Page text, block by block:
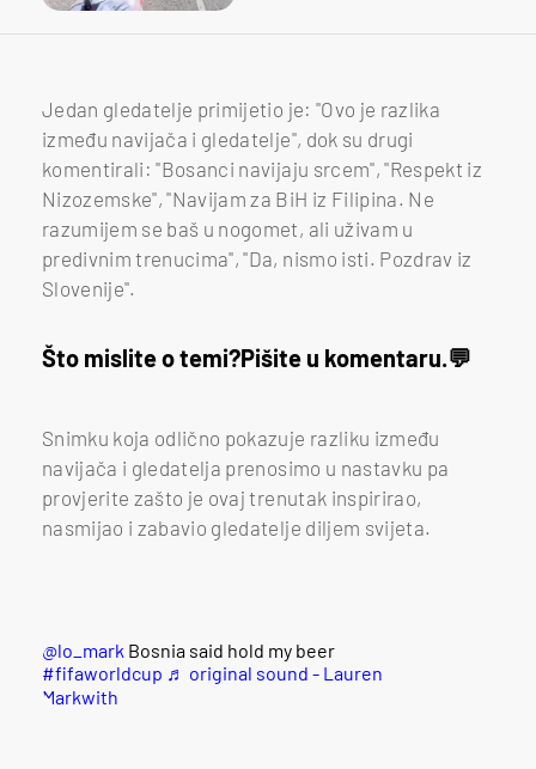
Jedan gledatelje primijetio je: "Ovo je razlika
između navijača i gledatelje", dok su drugi
komentirali: "Bosanci navijaju srcem", "Respekt iz
Nizozemske", "Navijam za BiH iz Filipina. Ne
razumijem se baš u nogomet, ali uživam u
predivnim trenucima", "Da, nismo isti. Pozdrav iz
Slovenije".
Što mislite o temi?Pišite u komentaru.
Snimku koja odlično pokazuje razliku između
navijača i gledatelja prenosimo u nastavku pa
provjerite zašto je ovaj trenutak inspirirao,
nasmijao i zabavio gledatelje diljem svijeta.
@lo_mark Bosnia said hold my beer
#fifaworldcup ♬ original sound - Lauren
Markwith